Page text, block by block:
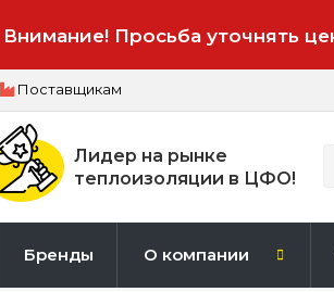
Внимание! Просьба уточнять
Поставщикам
Лидер на рынке
теплоизоляции в ЦФО!
Бренды О компании